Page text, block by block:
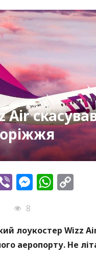
Air
Viber
8
лоукостер Wizz
аеропорту. Не